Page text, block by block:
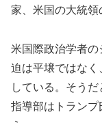
家、米国の大統領
米国際政治学者
迫は平壌ではな
している。そう
指導部はトランプ